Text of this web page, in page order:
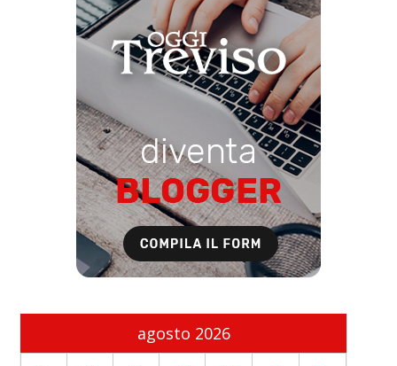
agosto 2026